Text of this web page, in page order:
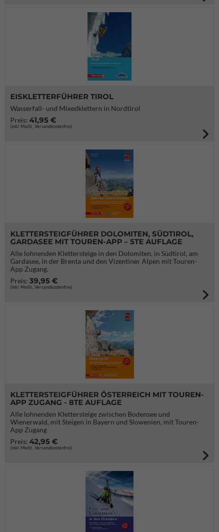
EISKLETTERFÜHRER TIROL
Wasserfall- und Mixedklettern in Nordtirol
Preis: 41,95 €
(inkl. MwSt., Versandkostenfrei)
KLETTERSTEIGFÜHRER DOLOMITEN, SÜDTIROL,
GARDASEE MIT TOUREN-APP – 5TE AUFLAGE
Alle lohnenden Klettersteige in den Dolomiten, in Südtirol, am
Gardasee, in der Brenta und den Vizentiner Alpen mit Touren-
App Zugang.
Preis: 39,95 €
(inkl. MwSt., Versandkostenfrei)
KLETTERSTEIGFÜHRER ÖSTERREICH MIT TOUREN-
APP ZUGANG - 8TE AUFLAGE
Alle lohnenden Klettersteige zwischen Bodensee und
Wienerwald, mit Steigen in Bayern und Slowenien, mit Touren-
App Zugang
Preis: 42,95 €
(inkl. MwSt., Versandkostenfrei)